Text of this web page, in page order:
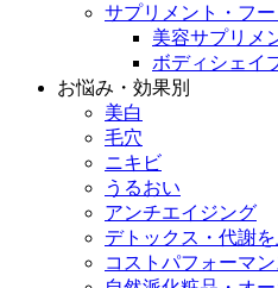
サプリメント・フー
美容サプリメ
ボディシェイ
お悩み・効果別
美白
毛穴
ニキビ
うるおい
アンチエイジング
デトックス・代謝
コストパフォーマン